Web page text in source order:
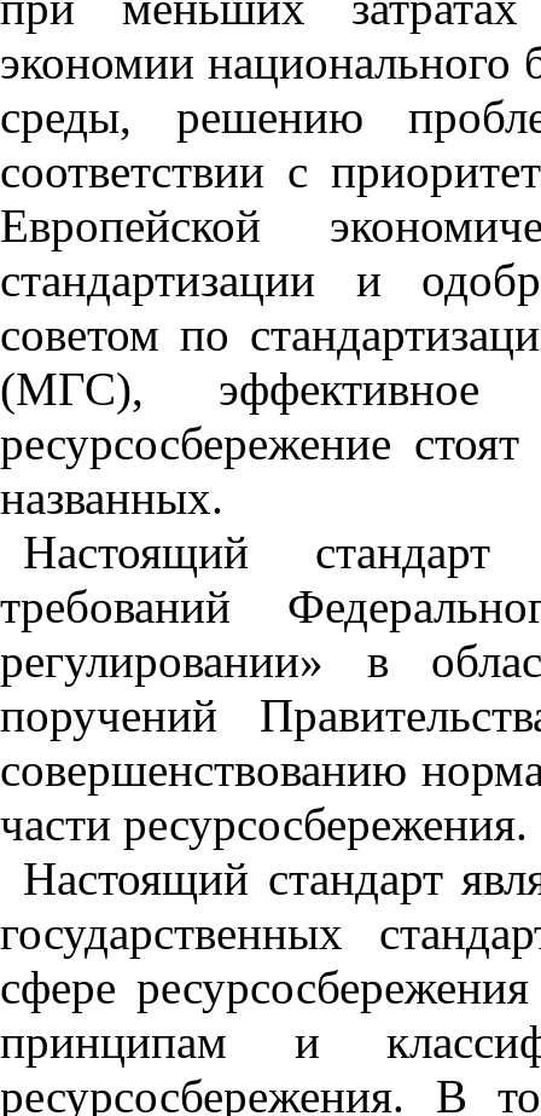
экономии национального
среды, решению
соответствии с
Европейской
стандартизации и
советом по
(МГС), эффективное
ресурсосбережение
названных.
Настоящий
требований
регулировании» в
поручений
совершенствованию
части ресурсосбережения.
Настоящий стандарт
государственных
сфере
принципам и
ресурсосбережения. В